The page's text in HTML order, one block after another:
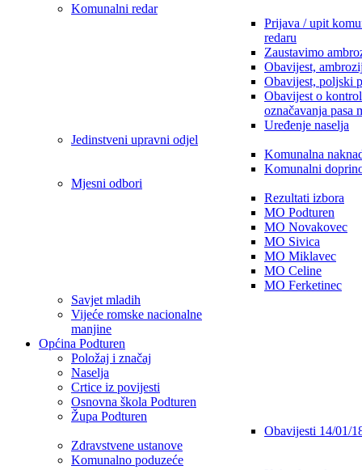
Komunalni redar
Prijava / upit
redaru
Zaustavimo
Obavijest,
Obavijest, poljski
Obavijest o
označavanja pasa
Uređenje naselja
Jedinstveni upravni odjel
Komunalna
Komunalni
Mjesni odbori
Rezultati izbora
MO Podturen
MO Novakovec
MO Sivica
MO Miklavec
MO Celine
MO Ferketinec
Savjet mladih
Vijeće romske nacionalne
manjine
Općina Podturen
Položaj i značaj
Naselja
Crtice iz povijesti
Osnovna škola Podturen
Župa Podturen
Obavijesti 14/01/
Zdravstvene ustanove
Komunalno poduzeće